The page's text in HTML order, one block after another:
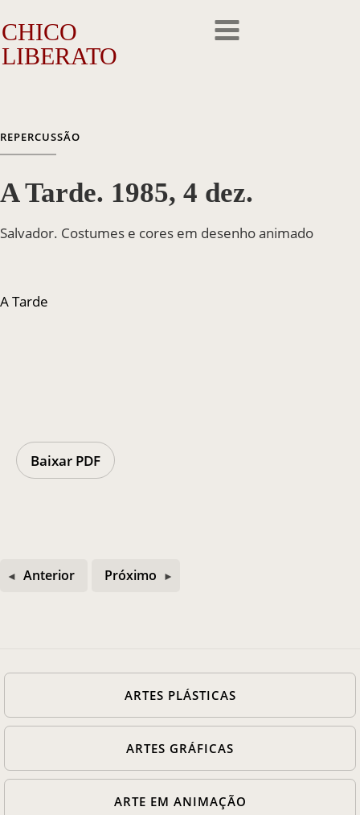
CHICO
LIBERATO
A Obra
Outros Feitos
Repercussão
REPERCUSSÃO
A Tarde. 1985, 4 dez.
Salvador. Costumes e cores em desenho animado
A Tarde
Baixar PDF
Anterior Próximo
ARTES PLÁSTICAS
ARTES GRÁFICAS
ARTE EM ANIMAÇÃO